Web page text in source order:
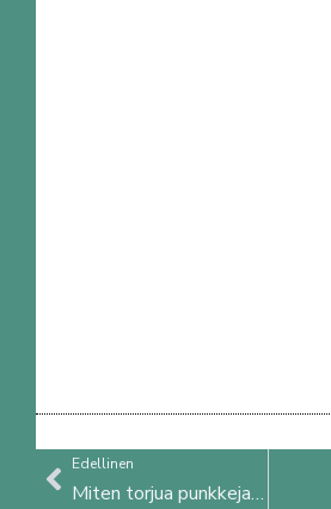
Prev
Edellinen
Miten torjua punkkeja? Mielenkiintoinen löytö